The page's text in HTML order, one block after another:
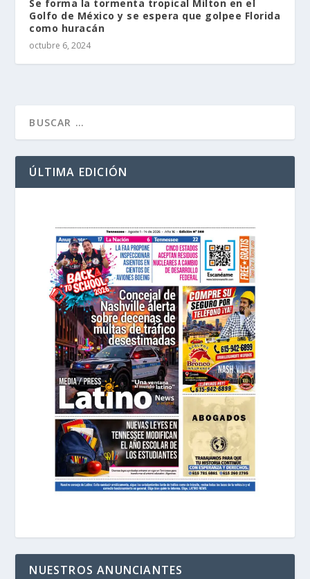
Se forma la tormenta tropical Milton en el
Golfo de México y se espera que golpee Florida
como huracán
octubre 6, 2024
ÚLTIMA EDICIÓN
NUESTROS ANUNCIANTES